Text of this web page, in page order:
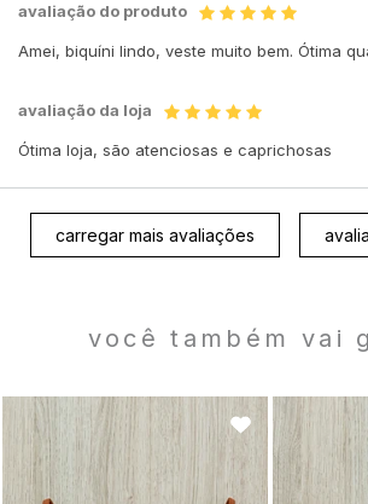
avaliação do produto
Amei, biquíni lindo, veste muito bem. Ótima
avaliação da loja
Ótima loja, são atenciosas e caprichosas
carregar mais avaliações
você também vai